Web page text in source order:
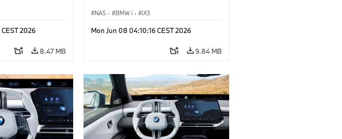
2026
8.47 MB
NA5 · BMW i · iX3
Mon Jun 08 04:10:16 CEST 2026
9.84 MB